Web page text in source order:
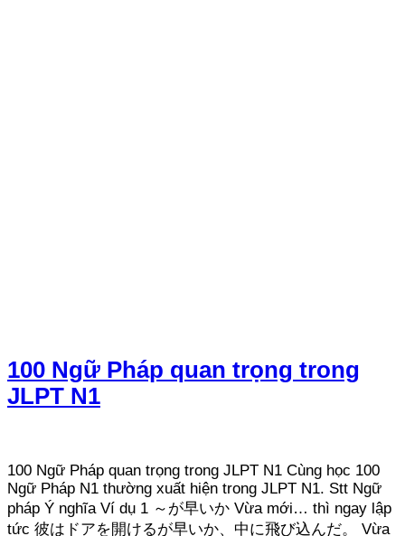
100 Ngữ Pháp quan trọng trong
JLPT N1
100 Ngữ Pháp quan trọng trong JLPT N1 Cùng học 100
Ngữ Pháp N1 thường xuất hiện trong JLPT N1. Stt Ngữ
pháp Ý nghĩa Ví dụ 1 ～が早いか Vừa mới… thì ngay lập
tức 彼はドアを開けるが早いか、中に飛び込んだ。 Vừa